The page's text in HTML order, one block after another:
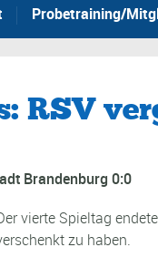
Probetraining/
RSV
Brandenburg 0:0
vierte Spieltag
zu haben.